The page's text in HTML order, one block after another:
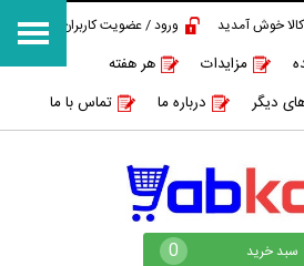
خوش آمدید ورود / عضویت کاربران
مزایدات
هر هفته
دیگر
درباره ما تماس با ما
سبد خرید 0